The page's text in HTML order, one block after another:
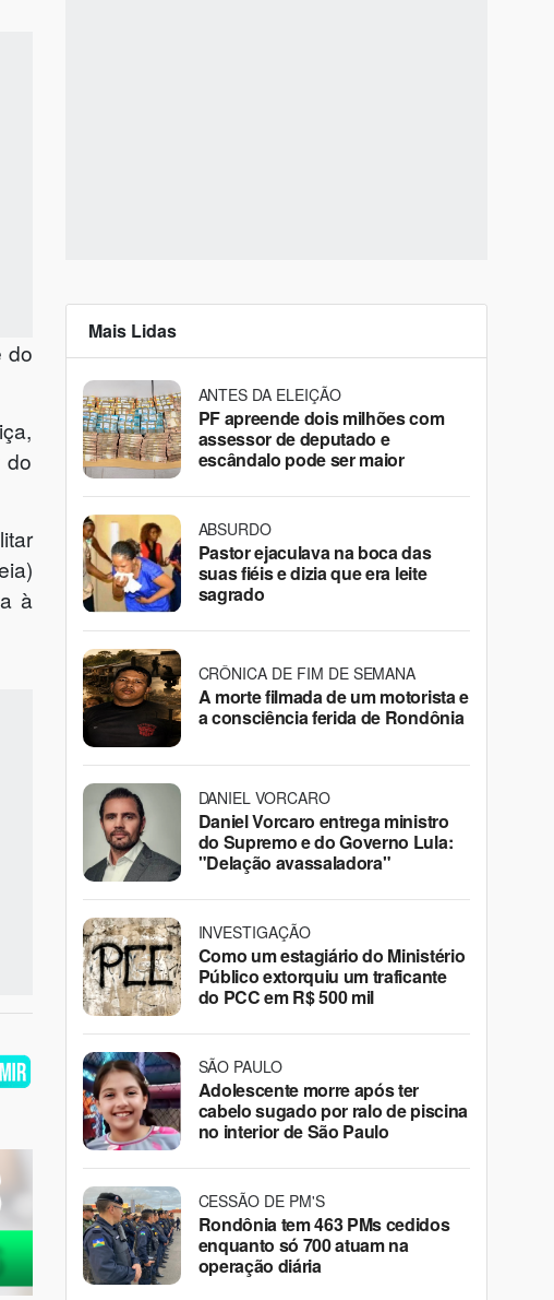
do
do
à
Mais Lidas
ANTES DA ELEIÇÃO
PF apreende dois milhões com
assessor de deputado e
escândalo pode ser maior
ABSURDO
Pastor ejaculava na boca das
suas fiéis e dizia que era leite
sagrado
CRÔNICA DE FIM DE SEMANA
A morte filmada de um motorista e
a consciência ferida de Rondônia
DANIEL VORCARO
Daniel Vorcaro entrega ministro
do Supremo e do Governo Lula:
"Delação avassaladora"
INVESTIGAÇÃO
Como um estagiário do Ministério
Público extorquiu um traficante
do PCC em R$ 500 mil
SÃO PAULO
Adolescente morre após ter
cabelo sugado por ralo de piscina
no interior de São Paulo
CESSÃO DE PM'S
Rondônia tem 463 PMs cedidos
enquanto só 700 atuam na
operação diária